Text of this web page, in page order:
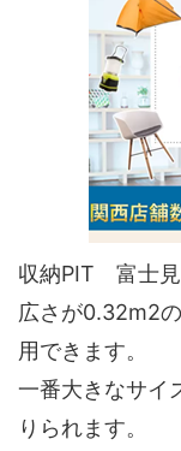
収納PIT 富士見
広さが0.32m2
用できます。
一番大きなサイ
りられます。